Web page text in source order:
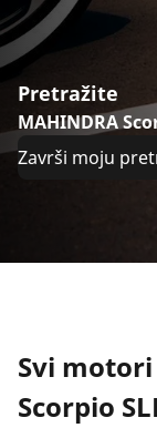
Pretražite
MAHINDRA
Završi moju
Svi motori
Scorpio